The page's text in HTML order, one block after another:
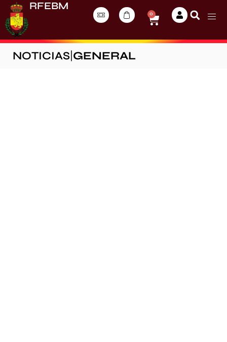
RFEBM
0
NOTICIAS GENERAL